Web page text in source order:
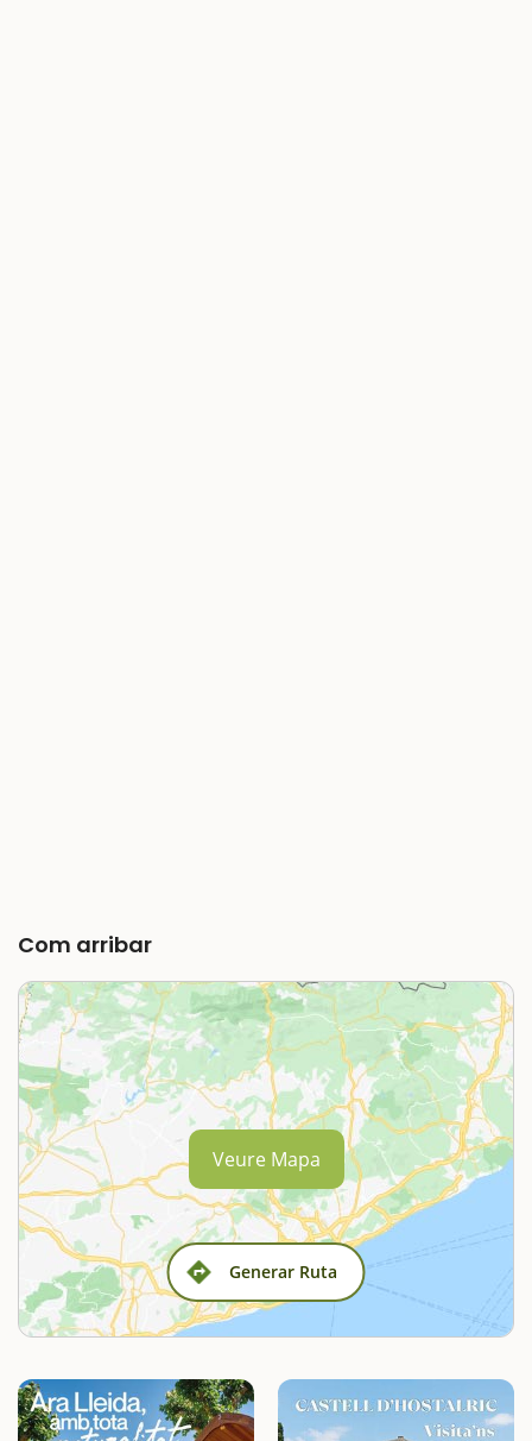
Com arribar
Generar Ruta
Veure Mapa